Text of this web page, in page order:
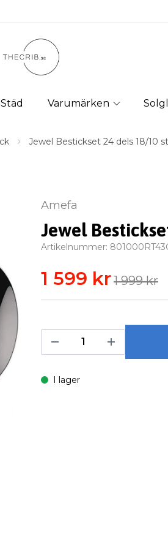
Varumärken
Jewel Bestickset 24 dels 18/10
Amefa
Jewel
Artikelnummer:
1 599 kr1 999 kr
I lager